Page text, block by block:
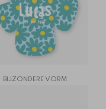
BIJZONDERE VORM